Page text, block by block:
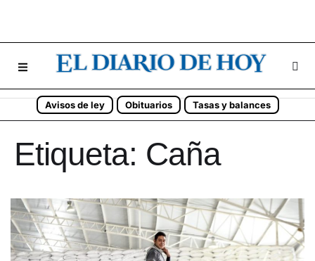
Avisos de ley Obituarios Tasas y balances
Etiqueta: Caña